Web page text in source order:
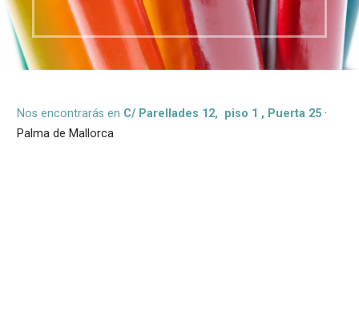
Nos encontrarás en C/ Parellades 12, piso 1 , Puerta 25·
Palma de Mallorca